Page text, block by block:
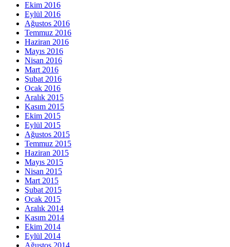
Ekim 2016
Eylül 2016
Ağustos 2016
Temmuz 2016
Haziran 2016
Mayıs 2016
Nisan 2016
Mart 2016
Şubat 2016
Ocak 2016
Aralık 2015
Kasım 2015
Ekim 2015
Eylül 2015
Ağustos 2015
Temmuz 2015
Haziran 2015
Mayıs 2015
Nisan 2015
Mart 2015
Şubat 2015
Ocak 2015
Aralık 2014
Kasım 2014
Ekim 2014
Eylül 2014
Ağustos 2014